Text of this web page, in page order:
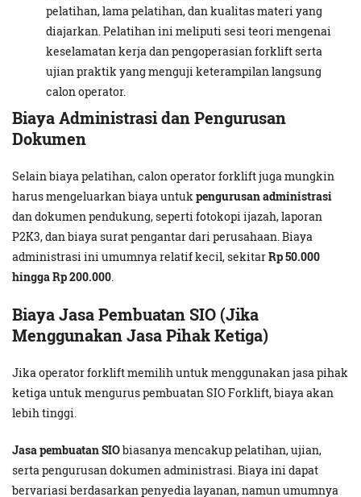
pelatihan, lama pelatihan, dan kualitas materi yang
diajarkan. Pelatihan ini meliputi sesi teori mengenai
keselamatan kerja dan pengoperasian forklift serta
ujian praktik yang menguji keterampilan langsung
calon operator.
Biaya Administrasi dan Pengurusan
Dokumen
Selain biaya pelatihan, calon operator forklift juga mungkin
harus mengeluarkan biaya untukpengurusan administrasi
dan dokumen pendukung, seperti fotokopi ijazah, laporan
P2K3, dan biaya surat pengantar dari perusahaan. Biaya
administrasi ini umumnya relatif kecil, sekitarRp 50.000
hingga Rp 200.000.
Biaya Jasa Pembuatan SIO (Jika
Menggunakan Jasa Pihak Ketiga)
Jika operator forklift memilih untuk menggunakan jasa pihak
ketiga untuk mengurus pembuatan SIO Forklift, biaya akan
lebih tinggi.
Jasa pembuatan SIObiasanya mencakup pelatihan, ujian,
serta pengurusan dokumen administrasi. Biaya ini dapat
bervariasi berdasarkan penyedia layanan, namun umumnya